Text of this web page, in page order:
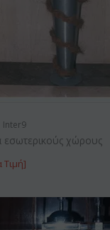
Inter9
χώρους
Τιμή]